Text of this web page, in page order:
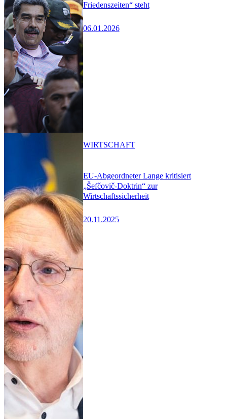
Friedenszeiten“ steht
06.01.2026
EU-Abgeordneter Lange kritisiert
„Šefčovič-Doktrin“ zur
Wirtschaftssicherheit
20.11.2025
WIRTSCHAFT